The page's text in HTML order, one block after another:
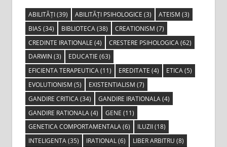
ABILITĂȚI(39) ABILITĂȚI PSIHOLOGICE (3) ATEISM (3)
BIAS (34) BIBLIOTECA(38) CREATIONISM (7)
CREDINTE IRATIONALE (4) CRESTERE PSIHOLOGICA(62)
DARWIN (3) EDUCATIE (63)
EFICIENTA TERAPEUTICA(11) EREDITATE (4) ETICA(5)
EVOLUTIONISM (5) EXISTENTIALISM (7)
GANDIRE CRITICA(34) GANDIRE IRATIONALA(4)
GANDIRE RATIONALA(4) GENE (11)
GENETICA COMPORTAMENTALA(6) ILUZII(18)
INTELIGENTA(35) IRATIONAL(6) LIBER ARBITRU (8)